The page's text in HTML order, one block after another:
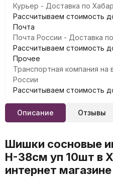
Курьер - Доставка по
Рассчитываем стоимость
Почта
Почта России - Доставка
Рассчитываем стоимость
Прочее
Транспортная компания
России
Рассчитываем стоимость
Описание Отзывы
Шишки сосновые
Н-38см уп 10шт в
интернет